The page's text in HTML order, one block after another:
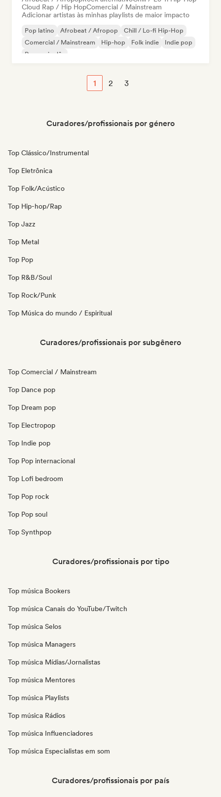
Cloud Rap / Hip HopComercial / Mainstream
Adicionar artistas às minhas playlists de maior impacto
Pop latino Afrobeat / Afropop
Chill / Lo-fi Hip-Hop
Comercial / Mainstream
Hip-hop Folk indie
Indie pop
Rap em inglês
1 2 3
Curadores/profissionais por género
Top Clássico/Instrumental
Top Eletrônica
Top Folk/Acústico
Top Hip-hop/Rap
Top Jazz
Top Metal
Top Pop
Top R&B/Soul
Top Rock/Punk
Top Música do mundo / Espiritual
Curadores/profissionais por subgênero
Top Comercial / Mainstream
Top Dance pop
Top Dream pop
Top Electropop
Top Indie pop
Top Pop internacional
Top Lofi bedroom
Top Pop rock
Top Pop soul
Top Synthpop
Curadores/profissionais por tipo
Top música Bookers
Top música Canais do YouTube/Twitch
Top música Selos
Top música Managers
Top música Mídias/Jornalistas
Top música Mentores
Top música Playlists
Top música Rádios
Top música Influenciadores
Top música Especialistas em som
Curadores/profissionais por país